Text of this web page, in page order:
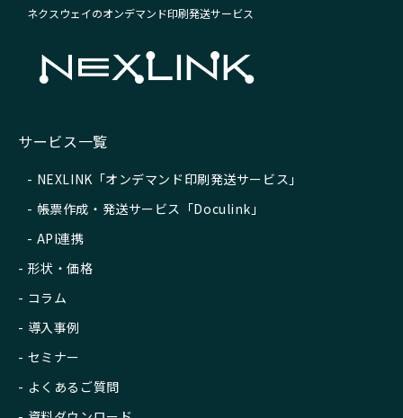
ネクスウェイのオンデマンド印刷発送サービス
サービス一覧
NEXLINK「オンデマンド印刷発送サービス」
帳票作成・発送サービス「Doculink」
API連携
形状・価格
コラム
導入事例
セミナー
よくあるご質問